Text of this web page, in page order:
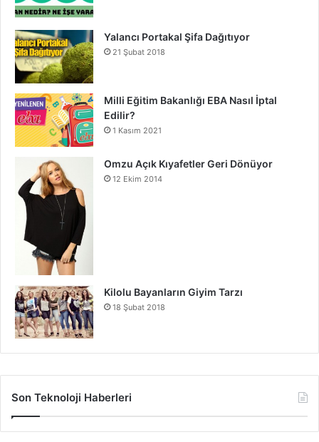
Yalancı Portakal Şifa Dağıtıyor
21 Şubat 2018
Milli Eğitim Bakanlığı EBA Nasıl İptal
Edilir?
1 Kasım 2021
Omzu Açık Kıyafetler Geri Dönüyor
12 Ekim 2014
Kilolu Bayanların Giyim Tarzı
18 Şubat 2018
Son Teknoloji Haberleri